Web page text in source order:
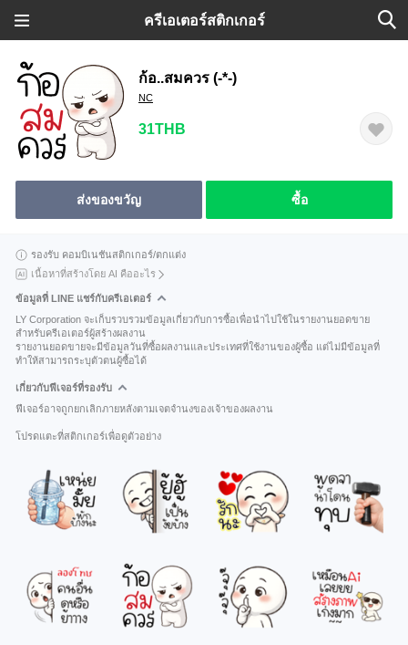
ครีเอเตอร์สติกเกอร์
ก้อ..สมควร (-*-)
NC
31THB
ส่งของขวัญ ซื้อ
รองรับ คอมบิเนชันสติกเกอร์/ตกแต่ง
เนื้อหาที่สร้างโดย AI คืออะไร
ข้อมูลที่ LINE แชร์กับครีเอเตอร์
LY Corporation จะเก็บรวบรวมข้อมูลเกี่ยวกับการซื้อเพื่อนำไปใช้ในรายงานยอดขาย
สำหรับครีเอเตอร์ผู้สร้างผลงาน
รายงานยอดขายจะมีข้อมูลวันที่ซื้อผลงานและประเทศที่ใช้งานของผู้ซื้อ แต่ไม่มีข้อมูลที่
ทำให้สามารถระบุตัวตนผู้ซื้อได้
เกี่ยวกับฟีเจอร์ที่รองรับ
ฟีเจอร์อาจถูกยกเลิกภายหลังตามเจตจำนงของเจ้าของผลงาน
โปรดแตะที่สติกเกอร์เพื่อดูตัวอย่าง